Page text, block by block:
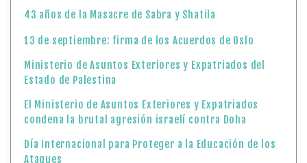
43 años de la Masacre de Sabra y Shatila
13 de septiembre: firma de los Acuerdos de Oslo
Ministerio de Asuntos Exteriores y Expatriados del
Estado de Palestina
El Ministerio de Asuntos Exteriores y Expatriados
condena la brutal agresión israelí contra Doha
Día Internacional para Proteger a la Educación de los
Ataques